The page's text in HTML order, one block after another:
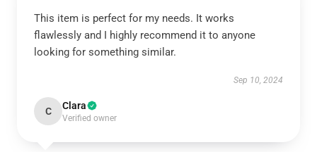
This item is perfect for my needs. It works
flawlessly and I highly recommend it to anyone
looking for something similar.
Sep 10, 2024
C Clara
Verified owner